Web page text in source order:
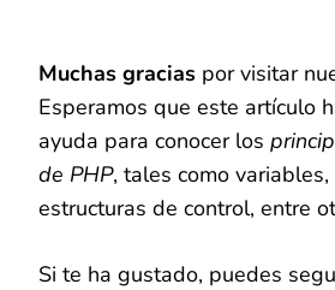
Muchas gracias por visitar
Esperamos que este artículo
ayuda para conocer los
de PHP, tales como
estructuras de control, entre
Si te ha gustado, puedes